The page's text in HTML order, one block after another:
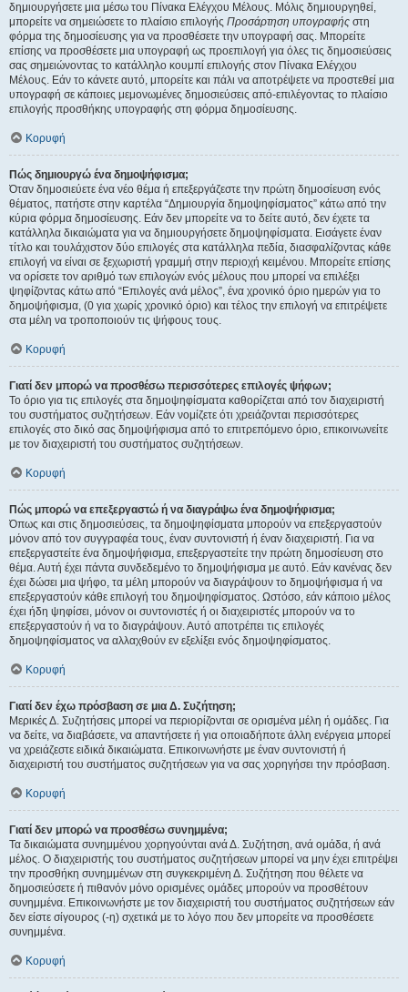
δημιουργήσετε μια μέσω του Πίνακα Ελέγχου Μέλους. Μόλις δημιουργηθεί,
μπορείτε να σημειώσετε το πλαίσιο επιλογής Προσάρτηση υπογραφής στη
φόρμα της δημοσίευσης για να προσθέσετε την υπογραφή σας. Μπορείτε
επίσης να προσθέσετε μια υπογραφή ως προεπιλογή για όλες τις δημοσιεύσεις
σας σημειώνοντας το κατάλληλο κουμπί επιλογής στον Πίνακα Ελέγχου
Μέλους. Εάν το κάνετε αυτό, μπορείτε και πάλι να αποτρέψετε να προστεθεί μια
υπογραφή σε κάποιες μεμονωμένες δημοσιεύσεις από-επιλέγοντας το πλαίσιο
επιλογής προσθήκης υπογραφής στη φόρμα δημοσίευσης.
Κορυφή
Πώς δημιουργώ ένα δημοψήφισμα;
Όταν δημοσιεύετε ένα νέο θέμα ή επεξεργάζεστε την πρώτη δημοσίευση ενός
θέματος, πατήστε στην καρτέλα “Δημιουργία δημοψηφίσματος” κάτω από την
κύρια φόρμα δημοσίευσης. Εάν δεν μπορείτε να το δείτε αυτό, δεν έχετε τα
κατάλληλα δικαιώματα για να δημιουργήσετε δημοψηφίσματα. Εισάγετε έναν
τίτλο και τουλάχιστον δύο επιλογές στα κατάλληλα πεδία, διασφαλίζοντας κάθε
επιλογή να είναι σε ξεχωριστή γραμμή στην περιοχή κειμένου. Μπορείτε επίσης
να ορίσετε τον αριθμό των επιλογών ενός μέλους που μπορεί να επιλέξει
ψηφίζοντας κάτω από “Επιλογές ανά μέλος”, ένα χρονικό όριο ημερών για το
δημοψήφισμα, (0 για χωρίς χρονικό όριο) και τέλος την επιλογή να επιτρέψετε
στα μέλη να τροποποιούν τις ψήφους τους.
Κορυφή
Γιατί δεν μπορώ να προσθέσω περισσότερες επιλογές ψήφων;
Το όριο για τις επιλογές στα δημοψηφίσματα καθορίζεται από τον διαχειριστή
του συστήματος συζητήσεων. Εάν νομίζετε ότι χρειάζονται περισσότερες
επιλογές στο δικό σας δημοψήφισμα από το επιτρεπόμενο όριο, επικοινωνείτε
με τον διαχειριστή του συστήματος συζητήσεων.
Κορυφή
Πώς μπορώ να επεξεργαστώ ή να διαγράψω ένα δημοψήφισμα;
Όπως και στις δημοσιεύσεις, τα δημοψηφίσματα μπορούν να επεξεργαστούν
μόνον από τον συγγραφέα τους, έναν συντονιστή ή έναν διαχειριστή. Για να
επεξεργαστείτε ένα δημοψήφισμα, επεξεργαστείτε την πρώτη δημοσίευση στο
θέμα. Αυτή έχει πάντα συνδεδεμένο το δημοψήφισμα με αυτό. Εάν κανένας δεν
έχει δώσει μια ψήφο, τα μέλη μπορούν να διαγράψουν το δημοψήφισμα ή να
επεξεργαστούν κάθε επιλογή του δημοψηφίσματος. Ωστόσο, εάν κάποιο μέλος
έχει ήδη ψηφίσει, μόνον οι συντονιστές ή οι διαχειριστές μπορούν να το
επεξεργαστούν ή να το διαγράψουν. Αυτό αποτρέπει τις επιλογές
δημοψηφίσματος να αλλαχθούν εν εξελίξει ενός δημοψηφίσματος.
Κορυφή
Γιατί δεν έχω πρόσβαση σε μια Δ. Συζήτηση;
Μερικές Δ. Συζητήσεις μπορεί να περιορίζονται σε ορισμένα μέλη ή ομάδες. Για
να δείτε, να διαβάσετε, να απαντήσετε ή για οποιαδήποτε άλλη ενέργεια μπορεί
να χρειάζεστε ειδικά δικαιώματα. Επικοινωνήστε με έναν συντονιστή ή
διαχειριστή του συστήματος συζητήσεων για να σας χορηγήσει την πρόσβαση.
Κορυφή
Γιατί δεν μπορώ να προσθέσω συνημμένα;
Τα δικαιώματα συνημμένου χορηγούνται ανά Δ. Συζήτηση, ανά ομάδα, ή ανά
μέλος. Ο διαχειριστής του συστήματος συζητήσεων μπορεί να μην έχει επιτρέψει
την προσθήκη συνημμένων στη συγκεκριμένη Δ. Συζήτηση που θέλετε να
δημοσιεύσετε ή πιθανόν μόνο ορισμένες ομάδες μπορούν να προσθέτουν
συνημμένα. Επικοινωνήστε με τον διαχειριστή του συστήματος συζητήσεων εάν
δεν είστε σίγουρος (-η) σχετικά με το λόγο που δεν μπορείτε να προσθέσετε
συνημμένα.
Κορυφή